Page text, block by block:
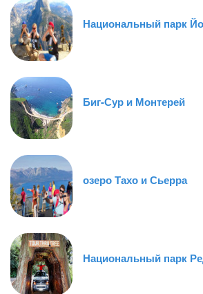
Национальный парк
Биг-Сур и Монтерей
озеро Тахо и Сьерра
Национальный парк